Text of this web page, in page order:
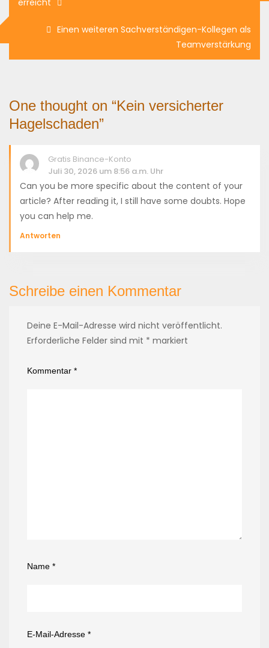
erreicht
Einen weiteren Sachverständigen-Kollegen als
Teamverstärkung
One thought on “Kein versicherter
Hagelschaden”
Gratis Binance-Konto
Juli 30, 2026 um 8:56 a.m. Uhr
Can you be more specific about the content of your
article? After reading it, I still have some doubts. Hope
you can help me.
Antworten
Schreibe einen Kommentar
Deine E-Mail-Adresse wird nicht veröffentlicht.
Erforderliche Felder sind mit * markiert
Kommentar *
Name *
E-Mail-Adresse *